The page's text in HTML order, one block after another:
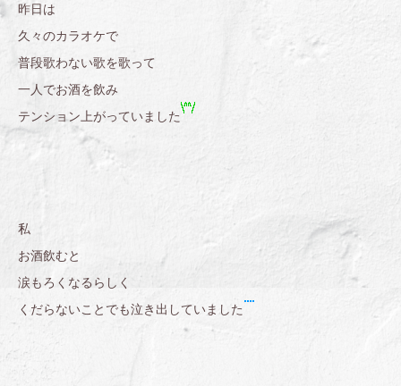
昨日は
久々のカラオケで
普段歌わない歌を歌って
一人でお酒を飲み
テンション上がっていました
私
お酒飲むと
涙もろくなるらしく
くだらないことでも泣き出していました